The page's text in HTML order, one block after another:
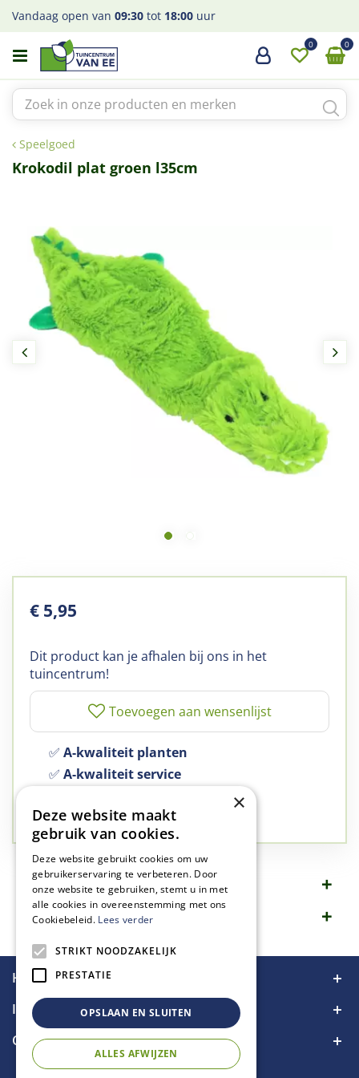
a
Speelgoed
Vandaag open van 09:30 tot 18:00 uur
Krokodil plat groen l35cm
€ 5,95
Dit product kan je afhalen bij ons in het
tuincentrum!
✅ A-kwaliteit planten
✅ A-kwaliteit service
✅Groen, dat is wat we doen
Omschrijving
Specificaties
Handige links
Informatie
Contact
×
Deze website maakt
gebruik van cookies.
Deze website gebruikt cookies om uw
gebruikerservaring te verbeteren. Door
onze website te gebruiken, stemt u in met
alle cookies in overeenstemming met ons
Cookiebeleid. Lees verder
STRIKT NOODZAKELIJK
PRESTATIE
OPSLAAN EN SLUITEN
ALLES AFWIJZEN